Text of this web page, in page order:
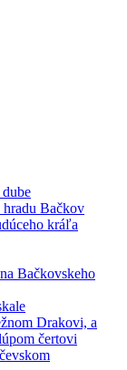
hradu Bačkov
kráľa
Bačkovskeho
Drakovi, a
čertovi